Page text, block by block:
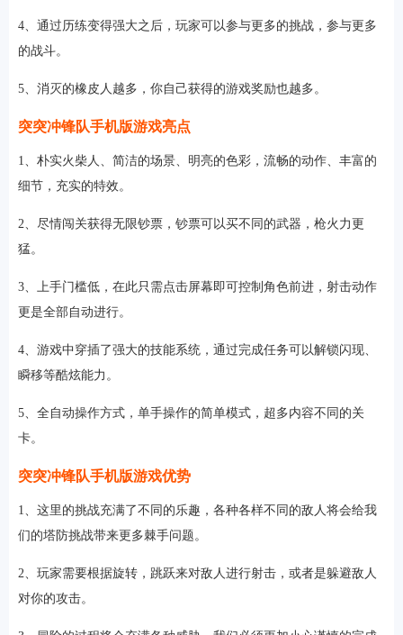
4、通过历练变得强大之后，玩家可以参与更多的挑战，参与更多
的战斗。
5、消灭的橡皮人越多，你自己获得的游戏奖励也越多。
突突冲锋队手机版游戏亮点
1、朴实火柴人、简洁的场景、明亮的色彩，流畅的动作、丰富的
细节，充实的特效。
2、尽情闯关获得无限钞票，钞票可以买不同的武器，枪火力更
猛。
3、上手门槛低，在此只需点击屏幕即可控制角色前进，射击动作
更是全部自动进行。
4、游戏中穿插了强大的技能系统，通过完成任务可以解锁闪现、
瞬移等酷炫能力。
5、全自动操作方式，单手操作的简单模式，超多内容不同的关
卡。
突突冲锋队手机版游戏优势
1、这里的挑战充满了不同的乐趣，各种各样不同的敌人将会给我
们的塔防挑战带来更多棘手问题。
2、玩家需要根据旋转，跳跃来对敌人进行射击，或者是躲避敌人
对你的攻击。